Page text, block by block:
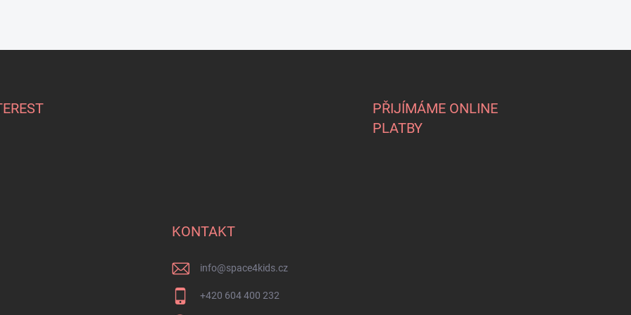
PŘIJÍMÁME ONLINE
PLATBY
KONTAKT
info@space4kids.cz
+420 604 400 232